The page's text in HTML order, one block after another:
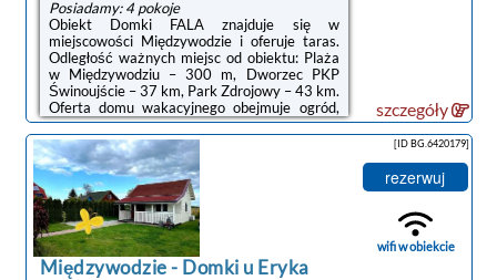
Posiadamy: 4 pokoje
Obiekt Domki FALA znajduje się w
miejscowości Międzywodzie i oferuje taras.
Odległość ważnych miejsc od obiektu: Plaża
w Międzywodziu – 300 m, Dworzec PKP
Świnoujście – 37 km, Park Zdrojowy – 43 km.
Oferta domu wakacyjnego obejmuje ogród,
sprzęt do grillowania, bezpłatne Wi-Fi oraz
bezpłatny prywatny parking.W domu
wakacyjnym do dyspozycji gości
przygotowano sypialnię (1)}, salon oraz
łazienkę (1) z prysznicem. Goście mają do
dyspozycji telewizor z płaskim
ekranem.Odległość ważnych miejsc od
obiektu: Baltic Park Molo Aquapark – 43 km,
Promenada Gwiazd w Międzyzdrojach ...
szczegóły
Międzywodzie- Domki u Eryka
[ID BG.6420179]
rezerwuj
wifi w obiekcie